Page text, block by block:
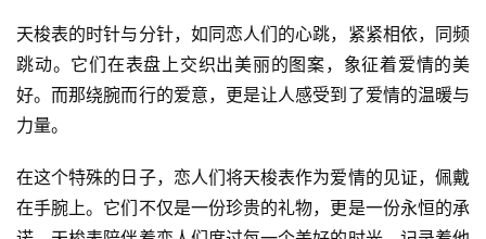
天梭表的时针与分针，如同恋人们的心跳，紧紧相依，同频
跳动。它们在表盘上交织出美丽的图案，象征着爱情的美
好。而那绕腕而行的爱意，更是让人感受到了爱情的温暖与
力量。
在这个特殊的日子，恋人们将天梭表作为爱情的见证，佩戴
在手腕上。它们不仅是一份珍贵的礼物，更是一份永恒的承